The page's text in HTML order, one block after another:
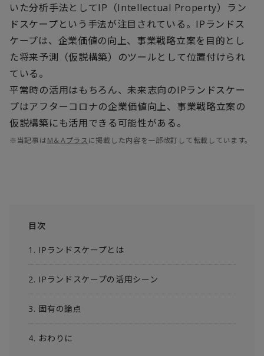
いた分析手法としてIP（Intellectual Property）ラン
ドスケープという手法が注目されている。IPランドス
ケープは、企業価値の向上、事業戦略立案を目的とし
た将来予測（仮説構築）のツールとして位置付けられ
ている。
平常時の活用はもちろん、未来志向のIPランドスケー
プはアフターコロナの企業価値向上、事業戦略立案の
仮説構築にも活用できる可能性がある。
※当記事はM＆Aプラスに掲載した内容を一部改訂して転載しています。
目次
1. IPランドスケープとは
2. IPランドスケープの活用シーン
3. 固有の論点
4. おわりに